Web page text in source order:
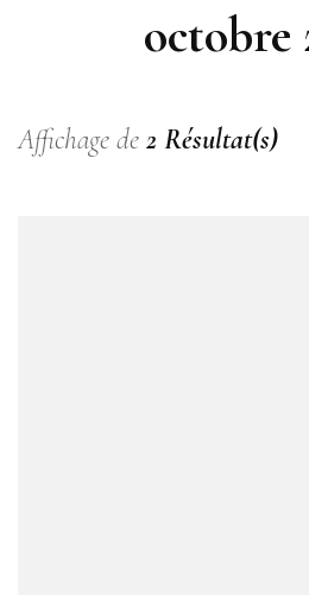
octobre
Affichage de 2 Résultat(s)